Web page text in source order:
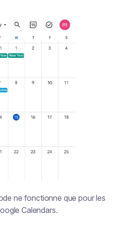
ne fonctionne que pour les
Calendars.